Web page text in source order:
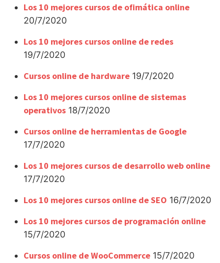
Los 10 mejores cursos de ofimática online
20/7/2020
Los 10 mejores cursos online de redes
19/7/2020
Cursos online de hardware 19/7/2020
Los 10 mejores cursos online de sistemas
operativos 18/7/2020
Cursos online de herramientas de Google
17/7/2020
Los 10 mejores cursos de desarrollo web online
17/7/2020
Los 10 mejores cursos online de SEO 16/7/2020
Los 10 mejores cursos de programación online
15/7/2020
Cursos online de WooCommerce 15/7/2020